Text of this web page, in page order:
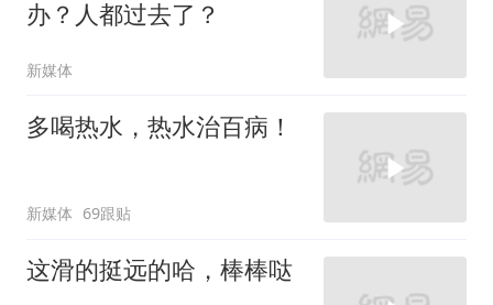
办？人都过去了？
新媒体
多喝热水，热水治百病！
新媒体 69跟贴
这滑的挺远的哈，棒棒哒